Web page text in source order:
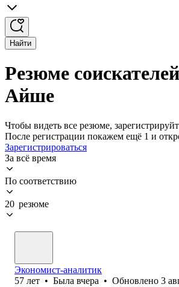
Найти
Резюме
Айше
Чтобы видеть все резюме,
После регистрации покажем ещё 1 и
Зарегистрироваться
За всё время
По соответствию
20 резюме
Экономист-аналитик
57 лет • Была вчера • Обновлено 3